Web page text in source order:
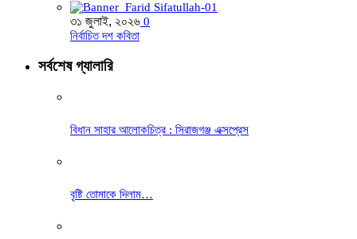
৩১ জুলাই, ২০২৬ 0
নির্বাচিত দশ কবিতা
সর্বশেষ গ্যালারি
বিধান সাহার আলোকচিত্র : সিরাজগঞ্জ এক্সপ্রেস
বৃষ্টি তোমাকে দিলাম…